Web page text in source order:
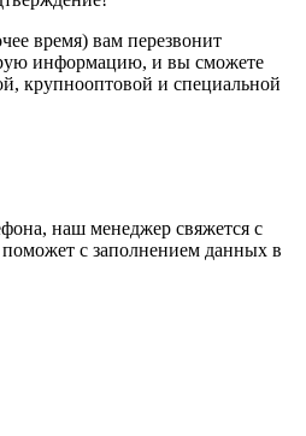
время) вам перезвонит
информацию, и вы сможете
крупнооптовой и специальной
наш менеджер свяжется с
с заполнением данных в